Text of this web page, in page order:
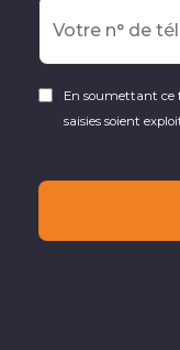
En soumettant ce
saisies soient